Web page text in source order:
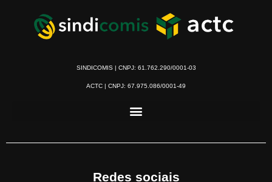
SINDICOMIS | CNPJ: 61.762.290/0001-03
ACTC | CNPJ: 67.975.086/0001-49
Redes sociais